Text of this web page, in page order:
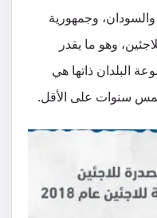
والسودان، وجمهورية
اللاجئين، وهو ما يقدر
البلدان ذاتها هي
خمس سنوات على الأقل.